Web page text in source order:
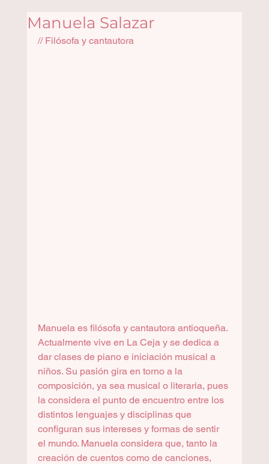
Manuela Salazar
// Filósofa y cantautora
Manuela es filósofa y cantautora antioqueña.
Actualmente vive en La Ceja y se dedica a
dar clases de piano e iniciación musical a
niños. Su pasión gira en torno a la
composición, ya sea musical o literaria, pues
la considera el punto de encuentro entre los
distintos lenguajes y disciplinas que
configuran sus intereses y formas de sentir
el mundo. Manuela considera que, tanto la
creación de cuentos como de canciones,